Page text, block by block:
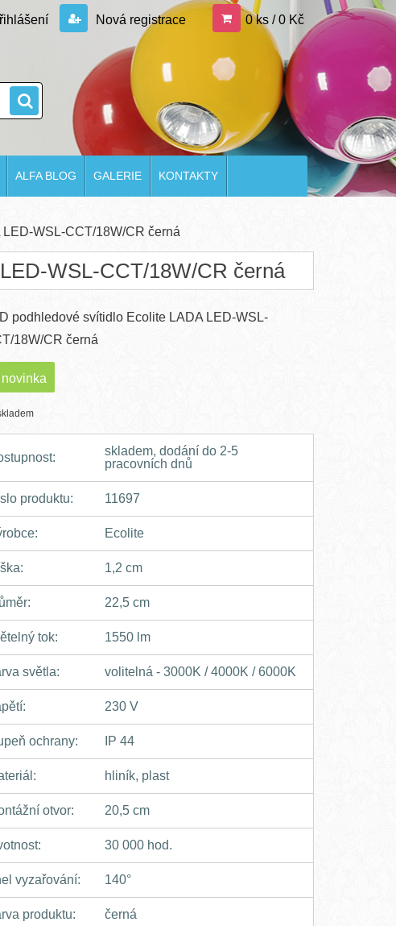
Nová registrace 0 ks / 0 Kč
ALFA BLOG GALERIE KONTAKTY
WSL-CCT/18W/CR černá
WSL-CCT/18W/CR černá
podhledové svítidlo Ecolite LADA LED-WSL-
18W/CR černá
novinka
skladem, dodání do 2-5
pracovních dnů
produktu: 11697
Ecolite
1,2 cm
22,5 cm
tok: 1550 lm
světla: volitelná - 3000K / 4000K / 6000K
230 V
ochrany: IP 44
hliník, plast
otvor: 20,5 cm
30 000 hod.
vyzařování: 140°
produktu: černá